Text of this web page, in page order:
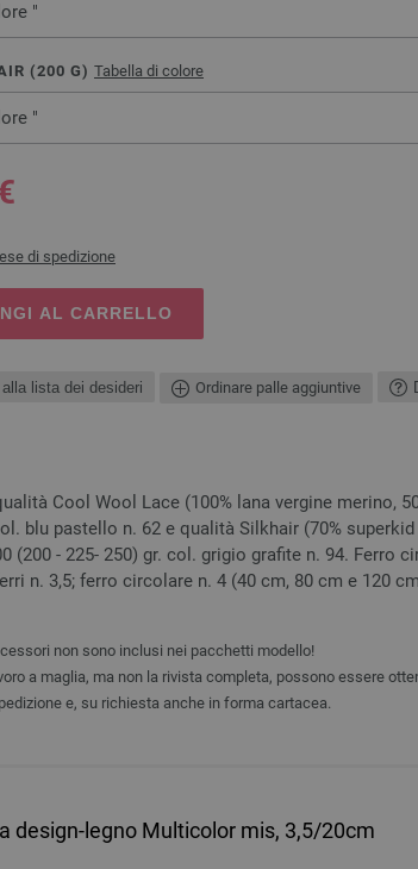
"
(200 G) Tabella di colore
"
di spedizione
AL CARRELLO
lista dei desideri Ordinare palle aggiuntive
Cool Wool Lace (100% lana vergine merino,
blu pastello n. 62 e qualità Silkhair (70% superkid
(200 - 225- 250) gr. col. grigio grafite n. 94. Ferro
n. 3,5; ferro circolare n. 4 (40 cm, 80 cm e 120
non sono inclusi nei pacchetti modello!
a maglia, ma non la rivista completa, possono essere
e, su richiesta anche in forma cartacea.
design-legno Multicolor mis, 3,5/20cm